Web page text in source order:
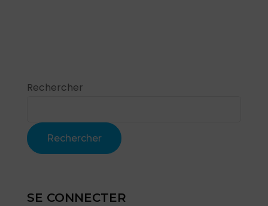
Rechercher
Rechercher
SE CONNECTER